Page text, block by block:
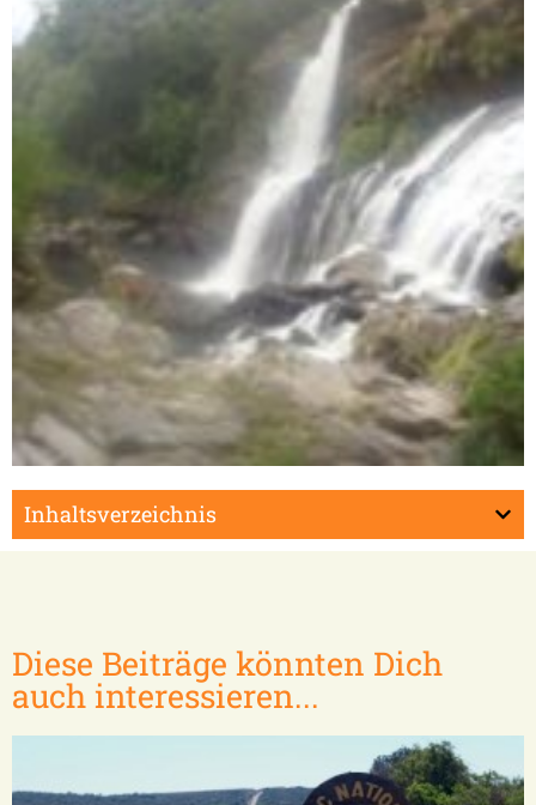
Midongy du Sud
Inhaltsverzeichnis
Diese Beiträge könnten Dich
auch interessieren...